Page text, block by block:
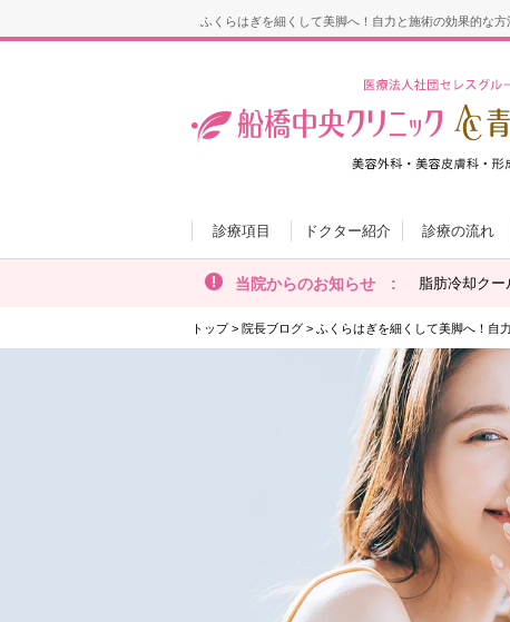
ふくらはぎを細くして美脚へ！自力と施術の効果的な方
診療項目 ドクター紹介 診療の流れ
当院からのお知らせ : 脂肪冷却クー
トップ > 院長ブログ > ふくらはぎを細くして美脚へ！自